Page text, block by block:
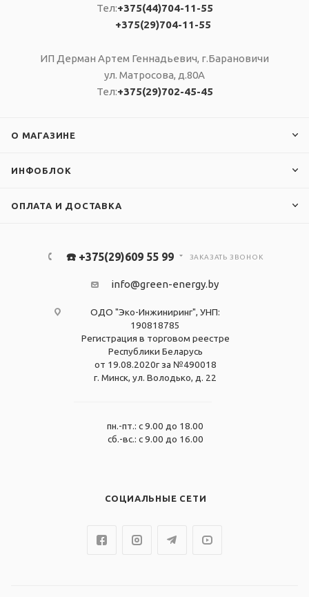
Тел:+375(44)704-11-55
+375(29)704-11-55
ИП Дерман Артем Геннадьевич, г.Барановичи
ул. Матросова, д.80А
Тел:+375(29)702-45-45
О МАГАЗИНЕ
ИНФОБЛОК
ОПЛАТА И ДОСТАВКА
☎️ +375(29)609 55 99 ЗАКАЗАТЬ ЗВОНОК
info@green-energy.by
ОДО "Эко-Инжиниринг", УНП:
190818785
Регистрация в торговом реестре
Республики Беларусь
от 19.08.2020г за №490018
г. Минск, ул. Володько, д. 22
пн.-пт.: с 9.00 до 18.00
сб.-вс.: с 9.00 до 16.00
СОЦИАЛЬНЫЕ СЕТИ